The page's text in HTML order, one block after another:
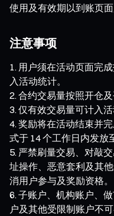
使用及有效期以到账页面
注意事项
用户须在活动页面完
入活动统计。
合约交易量按照开仓及
仅有效交易量可计入
奖励将在活动结束并
式于 14 个工作日内发放
严禁刷量交易、对敲
址操作、恶意套利及其
消用户参与及奖励资格。
子账户、机构账户、
户及其他受限制账户不可